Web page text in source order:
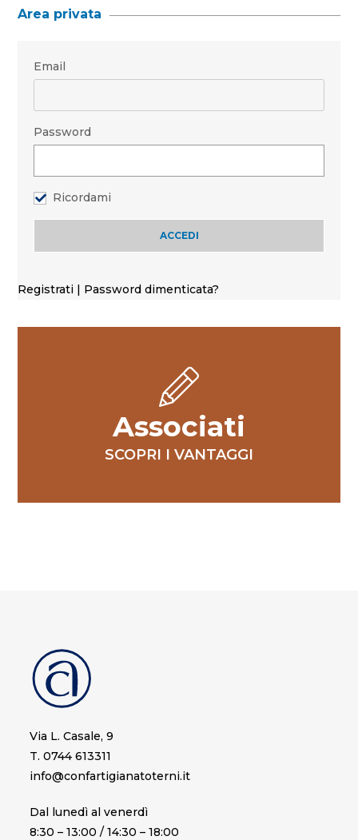
Area privata
Email
Password
Ricordami
Registrati | Password dimenticata?
Associati
SCOPRI I VANTAGGI
Via L. Casale, 9
T. 0744 613311
info@confartigianatoterni.it
Dal lunedì al venerdì
8:30 – 13:00 / 14:30 – 18:00